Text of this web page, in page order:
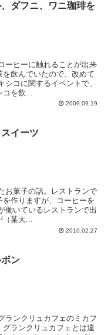
ダフニ、ワニ珈琲を
ーヒーに触れることが出来
飲んでいたので、改めて
コに関するイベントで、
を飲...
2009.09.19
イーツ
お菓子の話。レストランで
作りますが、コーヒーを
働いているレストランで出
（某大...
2010.02.27
ン
ランクリュカフェのミカフ
ランクリュカフェとは違